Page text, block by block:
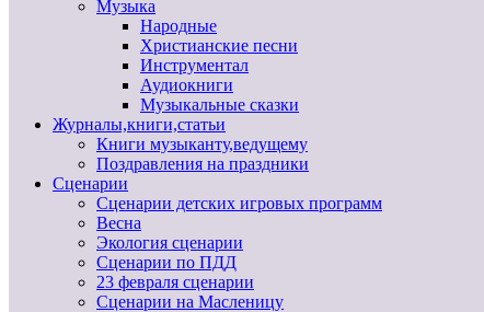
Музыка
Народные
Христианские песни
Инструментал
Аудиокниги
Музыкальные сказки
Журналы,книги,статьи
Книги музыканту,ведущему
Поздравления на праздники
Сценарии
Сценарии детских игровых программ
Весна
Экология сценарии
Сценарии по ПДД
23 февраля сценарии
Сценарии на Масленицу